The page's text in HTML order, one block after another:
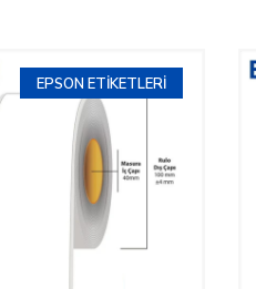
EPSON ETIKETLERI